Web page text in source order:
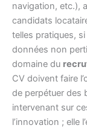
navigation, etc.),
candidats
telles pratiques,
données non
domaine du
CV doivent faire
de perpétuer des
intervenant sur
l’innovation ; elle